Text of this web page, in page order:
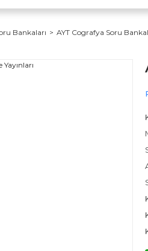
Bankaları AYT Cografya Soru